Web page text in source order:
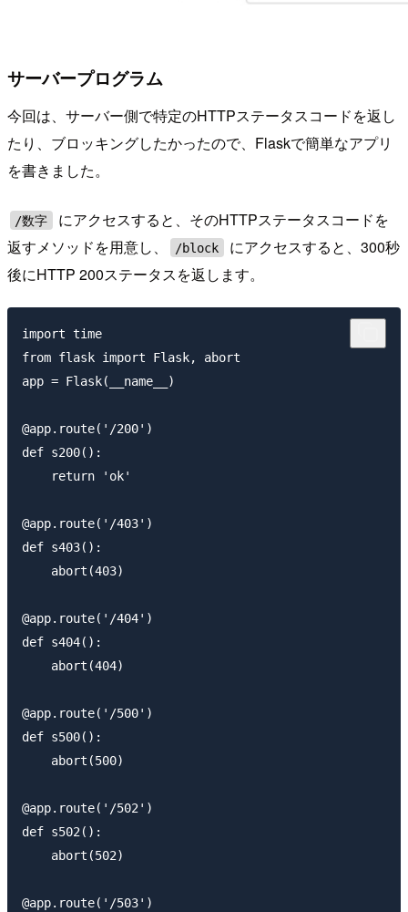
サーバープログラム
今回は、サーバー側で特定のHTTPステータスコードを返し
たり、ブロッキングしたかったので、Flaskで簡単なアプリ
を書きました。
/数字
にアクセスすると、そのHTTPステータスコードを
返すメソッドを用意し、
/block
にアクセスすると、300秒
後にHTTP 200ステータスを返します。
import time
from flask import Flask, abort
app = Flask(__name__)
@app.route('/200')
def s200():
    return 'ok'
@app.route('/403')
def s403():
    abort(403)
@app.route('/404')
def s404():
    abort(404)
@app.route('/500')
def s500():
    abort(500)
@app.route('/502')
def s502():
    abort(502)
@app.route('/503')